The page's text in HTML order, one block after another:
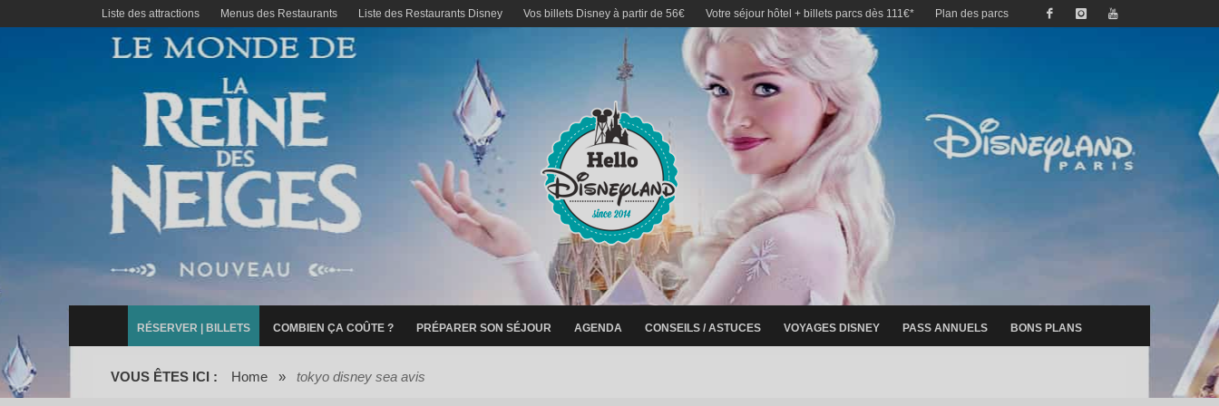
Liste des attractions Menus des Restaurants Liste des Restaurants Disney Vos billets Disney à partir de 56€ Votre séjour hôtel + billets parcs dès 111€* Plan des parcs
RÉSERVER | BILLETS COMBIEN ÇA COÛTE ? PRÉPARER SON SÉJOUR AGENDA CONSEILS / ASTUCES VOYAGES DISNEY PASS ANNUELS BONS PLANS
VOUS ÊTES ICI : Home » tokyo disney sea avis